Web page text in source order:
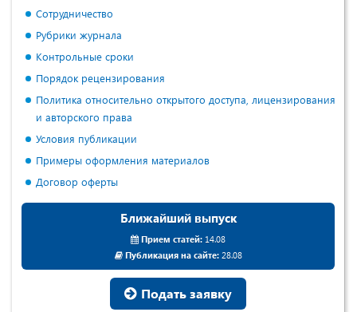
Сотрудничество
Рубрики журнала
Контрольные сроки
Порядок рецензирования
Политика относительно открытого доступа, лицензирования
и авторского права
Условия публикации
Примеры оформления материалов
Договор оферты
Ближайший выпуск
Прием статей: 14.08
Публикация на сайте:28.08
Подать заявку